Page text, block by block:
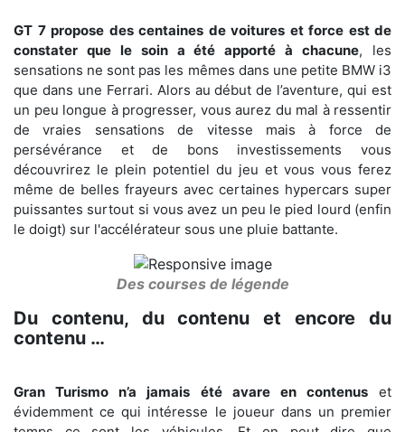
GT 7 propose des centaines de voitures et force est de
constater que le soin a été apporté à chacune, les
sensations ne sont pas les mêmes dans une petite BMW i3
que dans une Ferrari. Alors au début de l’aventure, qui est
un peu longue à progresser, vous aurez du mal à ressentir
de vraies sensations de vitesse mais à force de
persévérance et de bons investissements vous
découvrirez le plein potentiel du jeu et vous vous ferez
même de belles frayeurs avec certaines hypercars super
puissantes surtout si vous avez un peu le pied lourd (enfin
le doigt) sur l'accélérateur sous une pluie battante.
Des courses de légende
Du contenu, du contenu et encore du
contenu …
Gran Turismo n’a jamais été avare en contenuset
évidemment ce qui intéresse le joueur dans un premier